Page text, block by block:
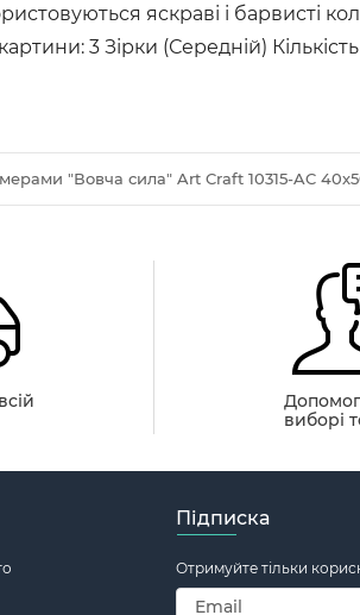
яскраві і барвисті
3 Зірки (Середній) Кількість
"Вовча сила" Art Craft 10315-AC
виборі
Підписка
Отримуйте тільки